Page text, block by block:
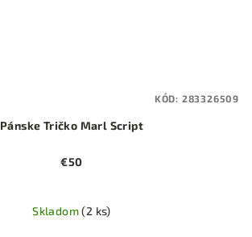
Pánske Tričko Marl Script
€50
Skladom(2 ks)
KÓD: 283326509